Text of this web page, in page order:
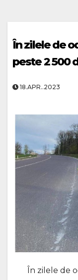
În zilele de
peste 2 500
18.APR..2023
În zilele de